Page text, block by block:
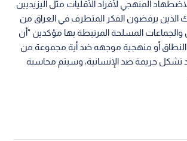
المنهجي لأفراد الأقليات مثل اليزيديين
الذين يرفضون الفكر المتطرف في العراق من
المسلحة المرتبطة بها مؤكدين "أن
أو منهجية موجهه ضد أية مجموعة من
تشكل جريمة ضد الإنسانية، وسيتم محاسبة